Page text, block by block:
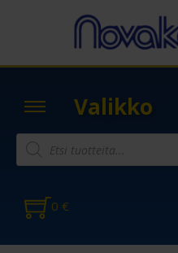
Valikko
0 €